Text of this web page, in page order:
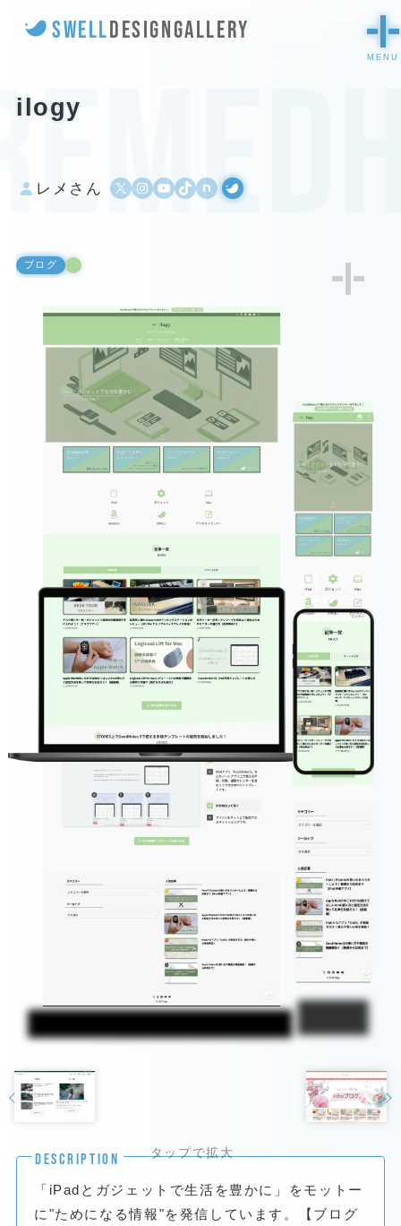
SWELLDESIGNGALLERY
ilogy
レメさん X Instagram
YouTube
TikTok
500pxWordPress
ブログ
DESCRIPTION
「iPadとガジェットで生活を豊かに」をモットー
に"ためになる情報"を発信しています。【ブログ